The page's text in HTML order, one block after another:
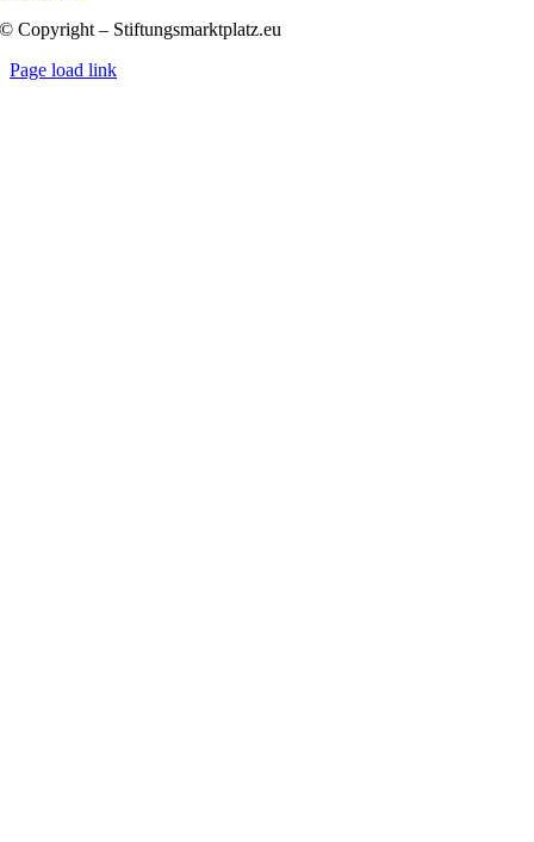
© Copyright – Stiftungsmarktplatz.eu
Page load link